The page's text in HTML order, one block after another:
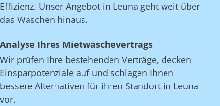
Effizienz. Unser Angebot in Leuna geht weit über
das Waschen hinaus.
Analyse Ihres Mietwäschevertrags
Wir prüfen Ihre bestehenden Verträge, decken
Einsparpotenziale auf und schlagen Ihnen
bessere Alternativen für ihren Standort in Leuna
vor.